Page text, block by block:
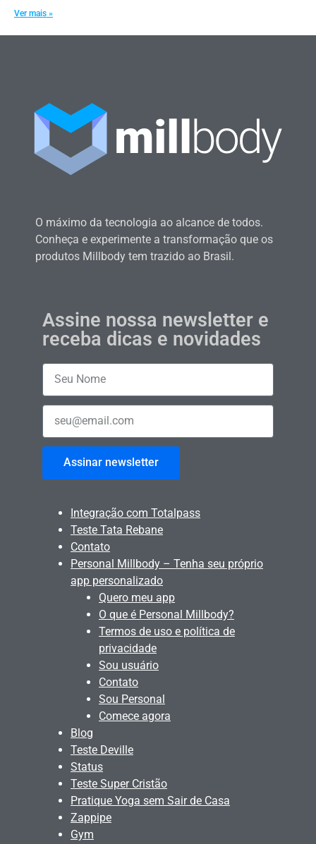
Ver mais »
O máximo da tecnologia ao alcance de todos.
Conheça e experimente a transformação que os
produtos Millbody tem trazido ao Brasil.
Assine nossa newsletter e
receba dicas e novidades
Assinar newsletter
Integração com Totalpass
Teste Tata Rebane
Contato
Personal Millbody – Tenha seu próprio
app personalizado
Quero meu app
O que é Personal Millbody?
Termos de uso e política de
privacidade
Sou usuário
Contato
Sou Personal
Comece agora
Blog
Teste Deville
Status
Teste Super Cristão
Pratique Yoga sem Sair de Casa
Zappipe
Gym